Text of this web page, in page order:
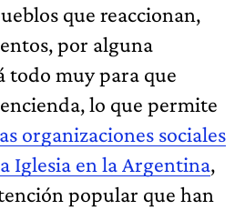
que reaccionan,
por alguna
todo muy para que
lo que permite
organizaciones sociales
Iglesia en la Argentina,
popular que han